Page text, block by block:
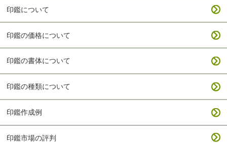
印鑑について
印鑑の価格について
印鑑の書体について
印鑑の種類について
印鑑作成例
印鑑市場の評判